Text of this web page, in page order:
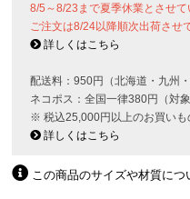
8/5～8/23まで夏季休業とさせ
ご注文は8/24以降順次出荷させ
詳しくはこちら
配送料：950円（北海道・九州・
ネコポス：全国一律380円（対象
※ 税込25,000円以上のお買いも
詳しくはこちら
この商品のサイズや材質につ